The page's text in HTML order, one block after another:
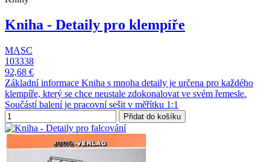
Kniha - Detaily pro klempíře
MASC
103338
92,68 €
Základní informace Kniha s mnoha detaily je určena pro každého
klempíře, který se chce neustale zdokonalovat ve svém řemesle.
Součástí balení je pracovní sešit v měřítku 1:1
Přidat do košíku